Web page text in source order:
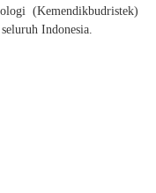
(Kemendikbudristek)
Indonesia.